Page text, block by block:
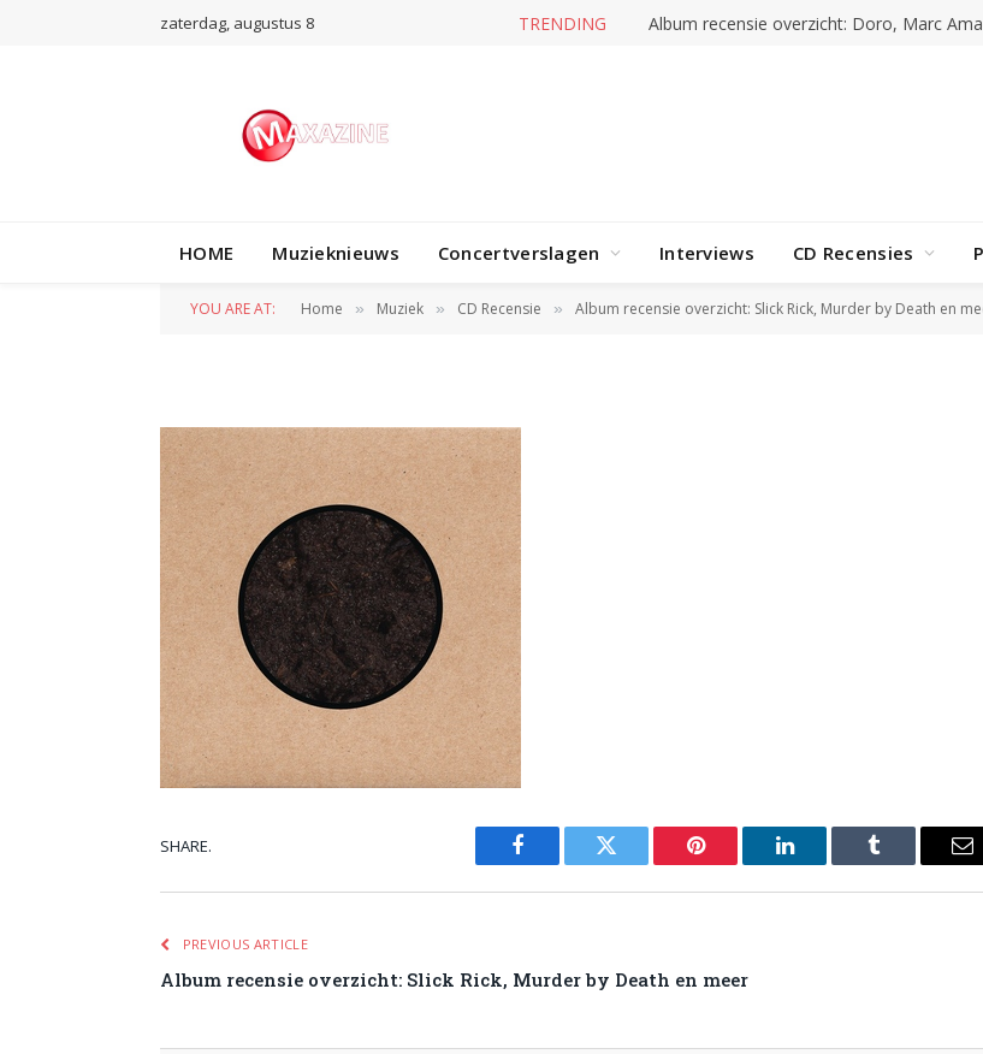
zaterdag, augustus 8 TRENDING Album recensie overzicht: Doro, Marc
HOME Muzieknieuws Concertverslagen Interviews CD Recensies
YOU ARE AT: Home » Muziek » CD Recensie » Album recensie overzicht: Slick Rick, Murder by Death en
Afbeelding 4-6
SHARE.
Facebook Twitter Pinterest LinkedIn Tumblr
PREVIOUS ARTICLE
Album recensie overzicht: Slick Rick, Murder by Death en meer